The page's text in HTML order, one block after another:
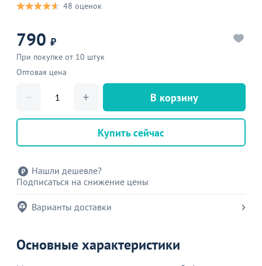
48 оценок
790 ₽
При покупке от 10 штук
Оптовая цена
В корзину
Купить сейчас
Нашли дешевле?
Подписаться на снижение цены
Варианты доставки
Основные характеристики